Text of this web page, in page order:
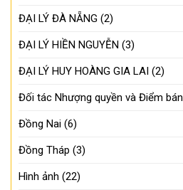
ĐẠI LÝ ĐÀ NẴNG (2)
ĐẠI LÝ HIỀN NGUYỄN (3)
ĐẠI LÝ HUY HOÀNG GIA LAI (2)
Đối tác Nhượng quyền và Điểm bán
Đồng Nai (6)
Đồng Tháp (3)
Hình ảnh (22)